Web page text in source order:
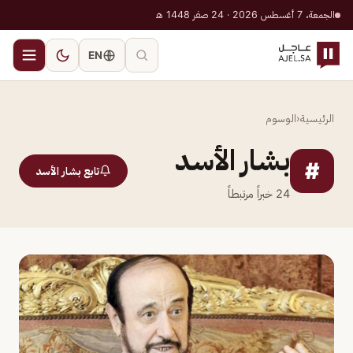
الجمعة، 7 أغسطس 2026 · 24 صفر 1448 هـ
EN
الرئيسية‹الوسوم
# بشار الأسد
24 خبراً مرتبطاً
تابع بشار الأسد